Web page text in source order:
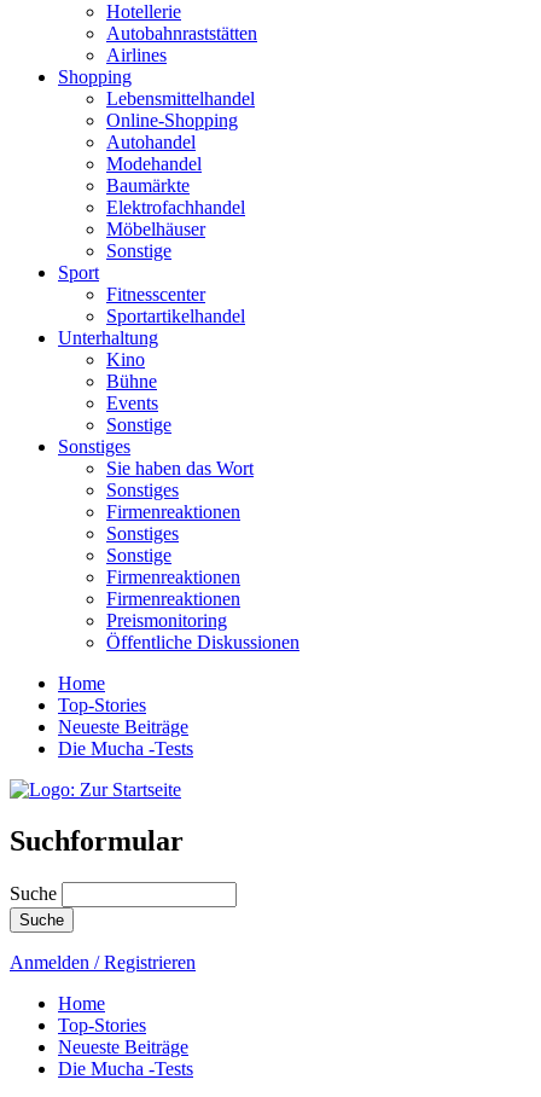
Hotellerie
Autobahnraststätten
Airlines
Shopping
Lebensmittelhandel
Online-Shopping
Autohandel
Modehandel
Baumärkte
Elektrofachhandel
Möbelhäuser
Sonstige
Sport
Fitnesscenter
Sportartikelhandel
Unterhaltung
Kino
Bühne
Events
Sonstige
Sonstiges
Sie haben das Wort
Sonstiges
Firmenreaktionen
Sonstiges
Sonstige
Firmenreaktionen
Firmenreaktionen
Preismonitoring
Öffentliche Diskussionen
Home
Top-Stories
Neueste Beiträge
Die Mucha -Tests
Suchformular
Suche
Anmelden / Registrieren
Home
Top-Stories
Neueste Beiträge
Die Mucha -Tests